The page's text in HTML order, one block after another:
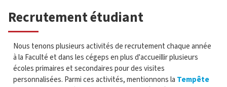
Recrutement étudiant
Nous tenons plusieurs activités de recrutement chaque année
à la Faculté et dans les cégeps en plus d'accueillir plusieurs
écoles primaires et secondaires pour des visites
personnalisées. Parmi ces activités, mentionnons la Tempête